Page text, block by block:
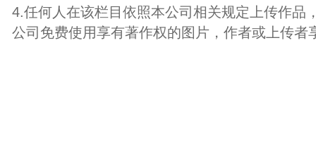
4.任何人在该栏目依照本公司相关规定上传作品
公司免费使用享有著作权的图片，作者或上传者